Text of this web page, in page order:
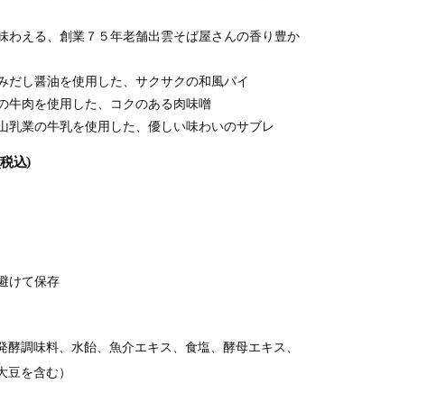
わえる、創業７５年老舗出雲そば屋さんの香り豊か
だし醤油を使用した、サクサクの和風パイ
牛肉を使用した、コクのある肉味噌
乳業の牛乳を使用した、優しい味わいのサブレ
込)
けて保存
調味料、水飴、魚介エキス、食塩、酵母エキス、
を含む）